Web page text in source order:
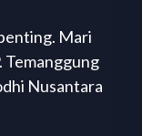
Mari
Temanggung
Nusantara